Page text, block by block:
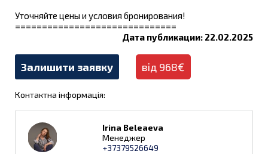
Уточняйте цены и условия бронирования!
==============================
Дата публикации: 22.02.2025
Залишити заявку від 968€
Контактна інформація:
Irina Beleaeva
Менеджер
+37379526649